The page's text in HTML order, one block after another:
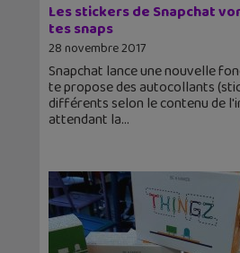
Les stickers de Snapchat
tes snaps
28 novembre 2017
Snapchat lance une nouvelle
te propose des autocollants
différents selon le contenu de
attendant la